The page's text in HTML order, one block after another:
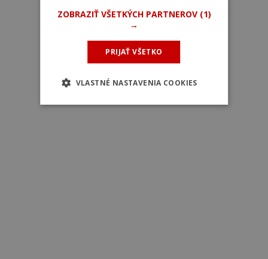
Miláno - Turín 2022
ZOBRAZIŤ VŠETKÝCH PARTNEROV (1)
→
PRIJAŤ VŠETKO
VLASTNÉ NASTAVENIA COOKIES